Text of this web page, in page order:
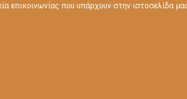
επικοινωνίας που υπάρχουν στην ιστοσελίδα